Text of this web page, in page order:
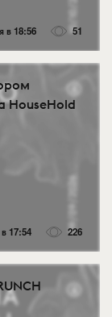
в 18:56 51
HouseHold
17:54 226